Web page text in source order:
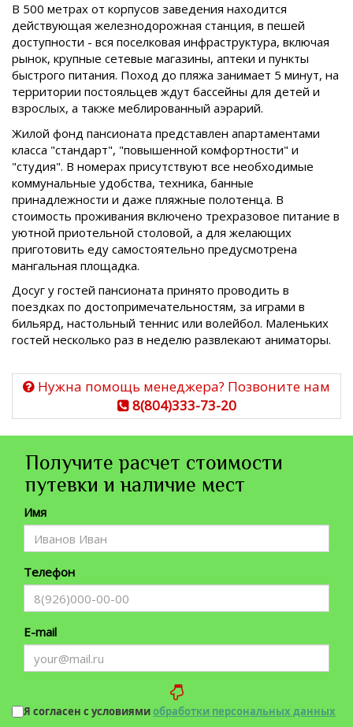
В 500 метрах от корпусов заведения находится
действующая железнодорожная станция, в пешей
доступности - вся поселковая инфраструктура, включая
рынок, крупные сетевые магазины, аптеки и пункты
быстрого питания. Поход до пляжа занимает 5 минут, на
территории постояльцев ждут бассейны для детей и
взрослых, а также меблированный аэрарий.
Жилой фонд пансионата представлен апартаментами
класса "стандарт", "повышенной комфортности" и
"студия". В номерах присутствуют все необходимые
коммунальные удобства, техника, банные
принадлежности и даже пляжные полотенца. В
стоимость проживания включено трехразовое питание в
уютной приотельной столовой, а для желающих
приготовить еду самостоятельно предусмотрена
мангальная площадка.
Досуг у гостей пансионата принято проводить в
поездках по достопримечательностям, за играми в
бильярд, настольный теннис или волейбол. Маленьких
гостей несколько раз в неделю развлекают аниматоры.
Нужна помощь менеджера? Позвоните нам
8(804)333-73-20
Получите расчет стоимости
путевки и наличие мест
Имя
Телефон
E-mail
Я согласен с условиямиобработки персональных данных